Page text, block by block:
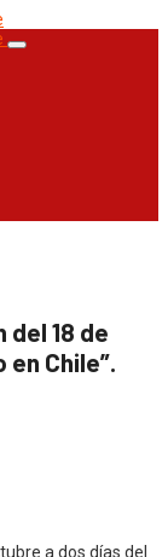
del 18 de
Chile”.